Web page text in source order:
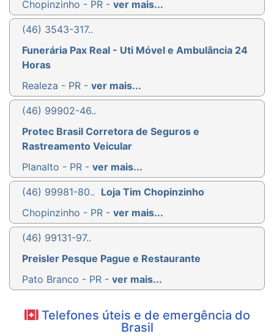
Chopinzinho - PR - ver mais...
(46) 3543-317..
Funerária Pax Real - Uti Móvel e Ambulância 24
Horas
Realeza - PR - ver mais...
(46) 99902-46..
Protec Brasil Corretora de Seguros e
Rastreamento Veicular
Planalto - PR - ver mais...
(46) 99981-80.. Loja Tim Chopinzinho
Chopinzinho - PR - ver mais...
(46) 99131-97..
Preisler Pesque Pague e Restaurante
Pato Branco - PR - ver mais...
Telefones úteis e de emergência do
Brasil